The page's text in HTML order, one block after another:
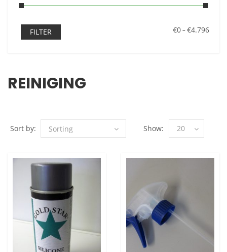
FILTER €0–€4.796
REINIGING
Sort by: Show: 20